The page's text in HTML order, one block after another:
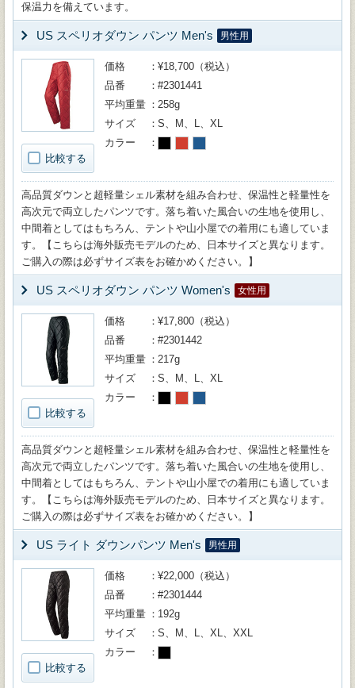
保温力を備えています。
US スペリオダウン パンツ Men's 男性用
比較する
価格
¥18,700（税込）
品番
#2301441
平均重量
258g
サイズ
S、M、L、XL
カラー
高品質ダウンと超軽量シェル素材を組み合わせ、保温性と軽量性を
高次元で両立したパンツです。落ち着いた風合いの生地を使用し、
中間着としてはもちろん、テントや山小屋での着用にも適していま
す。【こちらは海外販売モデルのため、日本サイズと異なります。
ご購入の際は必ずサイズ表をお確かめください。】
US スペリオダウン パンツ Women's 女性用
比較する
価格
¥17,800（税込）
品番
#2301442
平均重量
217g
サイズ
S、M、L、XL
カラー
高品質ダウンと超軽量シェル素材を組み合わせ、保温性と軽量性を
高次元で両立したパンツです。落ち着いた風合いの生地を使用し、
中間着としてはもちろん、テントや山小屋での着用にも適していま
す。【こちらは海外販売モデルのため、日本サイズと異なります。
ご購入の際は必ずサイズ表をお確かめください。】
US ライト ダウンパンツ Men's 男性用
比較する
価格
¥22,000（税込）
品番
#2301444
平均重量
192g
サイズ
S、M、L、XL、XXL
カラー